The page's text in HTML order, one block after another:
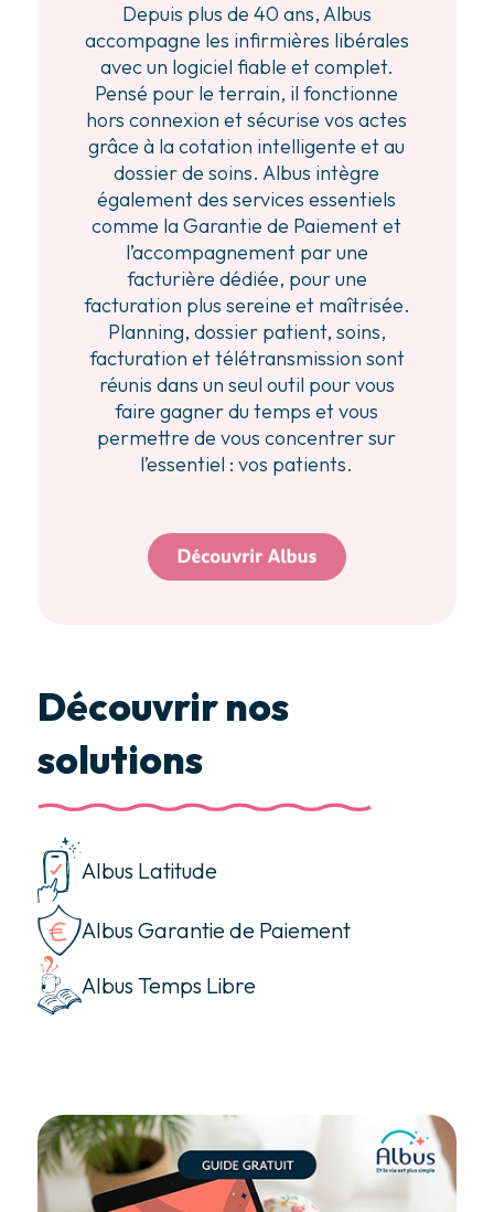
Depuis plus de 40 ans, Albus
accompagne les infirmières libérales
avec un logiciel fiable et complet.
Pensé pour le terrain, il fonctionne
hors connexion et sécurise vos actes
grâce à la cotation intelligente et au
dossier de soins. Albus intègre
également des services essentiels
comme la Garantie de Paiement et
l’accompagnement par une
facturière dédiée, pour une
facturation plus sereine et maîtrisée.
Planning, dossier patient, soins,
facturation et télétransmission sont
réunis dans un seul outil pour vous
faire gagner du temps et vous
permettre de vous concentrer sur
l’essentiel : vos patients.
Découvrir nos
solutions
Albus Latitude
Albus Garantie de Paiement
Albus Temps Libre